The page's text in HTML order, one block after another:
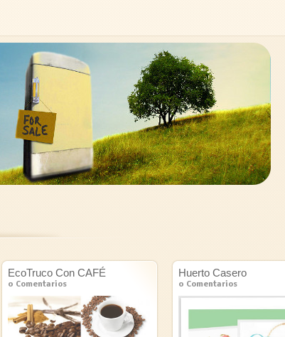
EcoTruco Con CAFÉ
0 Comentarios
Huerto Casero
0 Comentarios